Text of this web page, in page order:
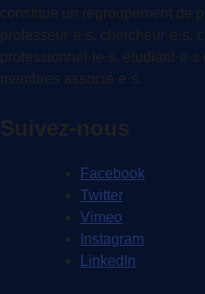
constitue un regroupement de
professeur·e·s, chercheur·e·s,
professionnel·le·s,
membres associé·e·s.
Suivez-nous
Facebook
Twitter
Vimeo
Instagram
LinkedIn